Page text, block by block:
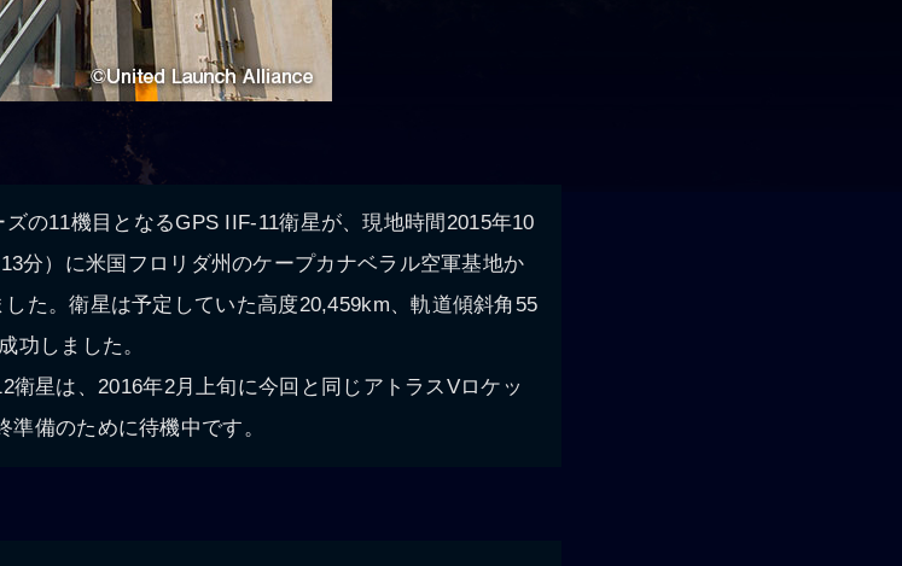
の11機目となるGPS IIF-11衛星が、現地時間2015年10
分）に米国フロリダ州のケープカナベラル空軍基地か
た。衛星は予定していた高度20,459km、軌道傾斜角55
功しました。
星は、2016年2月上旬に今回と同じアトラスVロケッ
準備のために待機中です。